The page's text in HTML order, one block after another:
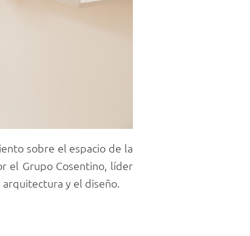
sobre el espacio de la
el Grupo Cosentino, líder
y el diseño.